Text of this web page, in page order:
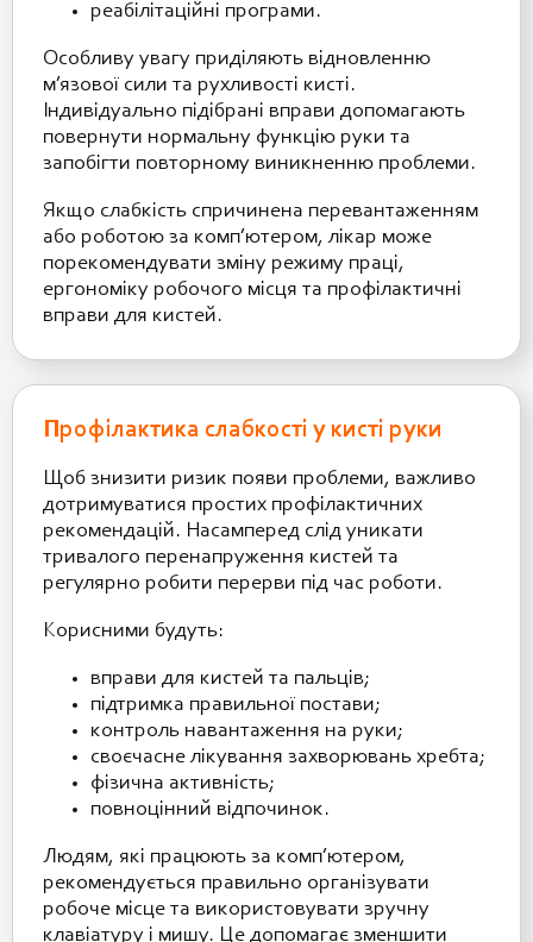
реабілітаційні програми.
Особливу увагу приділяють відновленню
м’язової сили та рухливості кисті.
Індивідуально підібрані вправи допомагають
повернути нормальну функцію руки та
запобігти повторному виникненню проблеми.
Якщо слабкість спричинена перевантаженням
або роботою за комп’ютером, лікар може
порекомендувати зміну режиму праці,
ергономіку робочого місця та профілактичні
вправи для кистей.
Профілактика слабкості у кисті руки
Щоб знизити ризик появи проблеми, важливо
дотримуватися простих профілактичних
рекомендацій. Насамперед слід уникати
тривалого перенапруження кистей та
регулярно робити перерви під час роботи.
Корисними будуть:
вправи для кистей та пальців;
підтримка правильної постави;
контроль навантаження на руки;
своєчасне лікування захворювань хребта;
фізична активність;
повноцінний відпочинок.
Людям, які працюють за комп’ютером,
рекомендується правильно організувати
робоче місце та використовувати зручну
клавіатуру і мишу. Це допомагає зменшити